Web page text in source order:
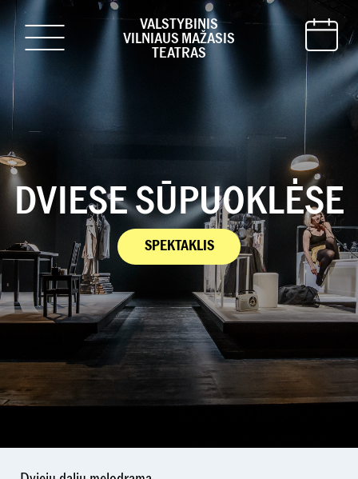
VALSTYBINIS
VILNIAUS MAŽASIS
TEATRAS
DVIESE SŪPUOKLĖSE
SPEKTAKLIS